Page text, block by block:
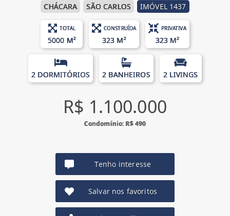
CHÁCARA SÃO CARLOS IMÓVEL 1437
TOTAL
5000 M²
CONSTRUÍDA
323 M²
PRIVATIVA
323 M²
2 DORMITÓRIOS 2 BANHEIROS 2 LIVINGS
R$ 1.100.000
Condomínio: R$ 490
Tenho interesse
Salvar nos favoritos